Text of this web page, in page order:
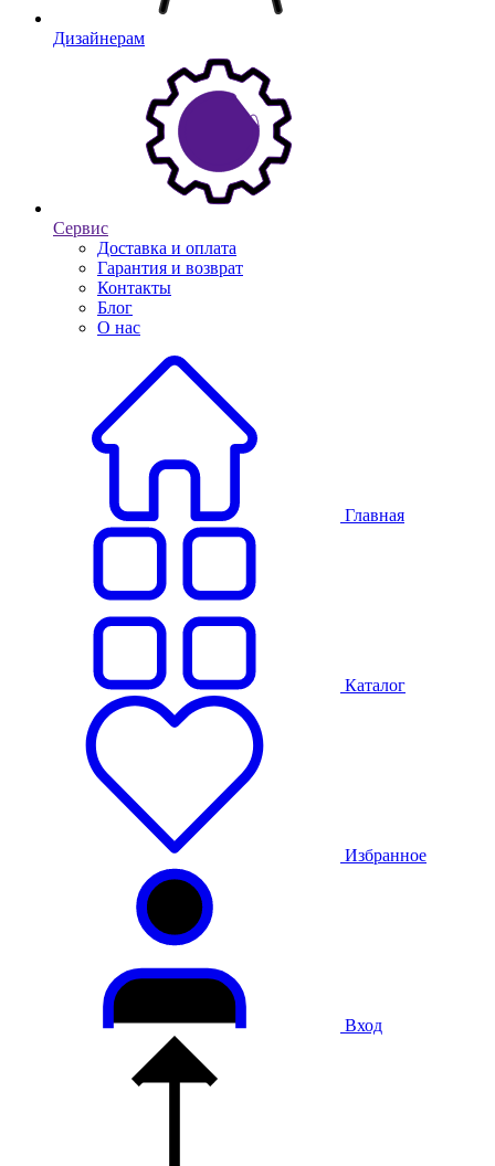
Дизайнерам
Сервис
Доставка и оплата
Гарантия и возврат
Контакты
Блог
О нас
Главная
Каталог
Избранное
Вход